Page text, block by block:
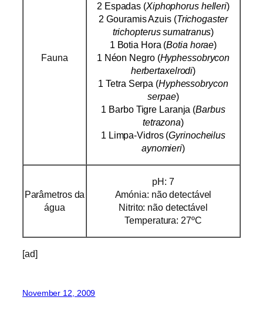
Fauna
2 Espadas (Xiphophorus helleri)
2Gouramis Azuis(Trichogaster
trichopterus sumatranus)
1 Botia Hora (Botia horae)
1 Néon Negro(Hyphessobrycon
herbertaxelrodi)
1 Tetra Serpa (Hyphessobrycon
serpae)
1 Barbo Tigre Laranja (Barbus
tetrazona)
1 Limpa-Vidros (Gyrinocheilus
aynomieri)
Parâmetros da
água
pH: 7
Amónia: não detectável
Nitrito: não detectável
Temperatura: 27ºC
[ad]
November 12, 2009